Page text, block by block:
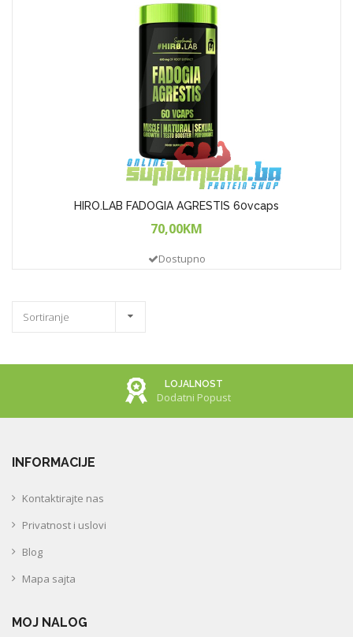
HIRO.LAB FADOGIA AGRESTIS 60vcaps
70,00KM
Dostupno
Sortiranje
LOJALNOST
Dodatni Popust
INFORMACIJE
Kontaktirajte nas
Privatnost i uslovi
Blog
Mapa sajta
MOJ NALOG